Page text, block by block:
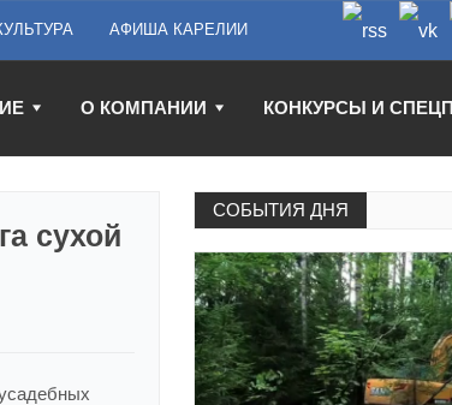
АФИША КАРЕЛИИ
О КОМПАНИИ КОНКУРСЫ И
сухой
СОБЫТИЯ ДНЯ